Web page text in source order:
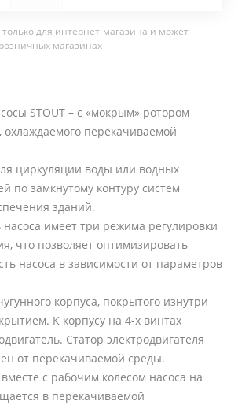
для интернет-магазина и может
магазинах
STOUT – с «мокрым» ротором
охлаждаемого перекачиваемой
циркуляции воды или водных
по замкнутому контуру систем
зданий.
насоса имеет три режима регулировки
что позволяет оптимизировать
насоса в зависимости от параметров
корпуса, покрытого изнутри
К корпусу на 4-х винтах
Статор электродвигателя
от перекачиваемой среды.
с рабочим колесом насоса на
в перекачиваемой